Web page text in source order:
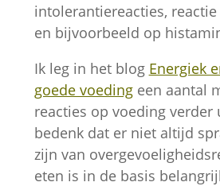
intolerantiereacties,
en bijvoorbeeld op
Ik leg in het blog Energiek
goede voedingeen aantal
reacties op voeding verder
bedenk dat er niet altijd
zijn van
eten is in de basis